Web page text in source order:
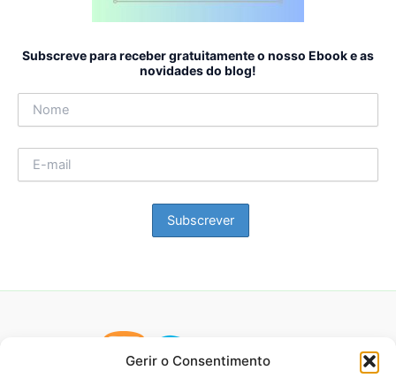
Gerir o Consentimento
Subscreve para receber gratuitamente o nosso Ebook e as
novidades do blog!